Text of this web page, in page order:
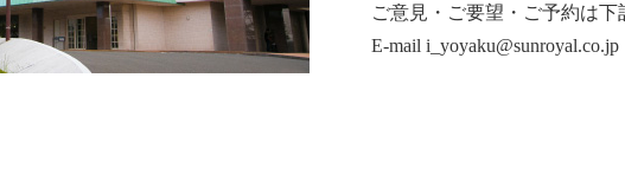
ご意見・ご要望・ご予約は
E-mail i_yoyaku@sunroyal.co.jp